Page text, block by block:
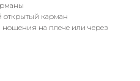
карман
на плече или через